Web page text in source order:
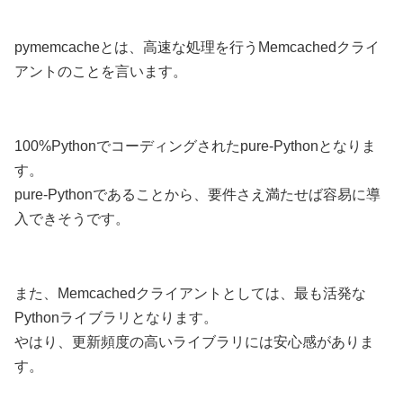
pymemcacheとは、高速な処理を行うMemcachedクライ
アントのことを言います。
100%Pythonでコーディングされたpure-Pythonとなりま
す。
pure-Pythonであることから、要件さえ満たせば容易に導
入できそうです。
また、Memcachedクライアントとしては、最も活発な
Pythonライブラリとなります。
やはり、更新頻度の高いライブラリには安心感がありま
す。